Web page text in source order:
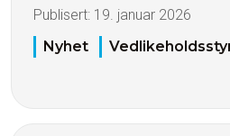
Publisert: 19. januar 2026
Nyhet